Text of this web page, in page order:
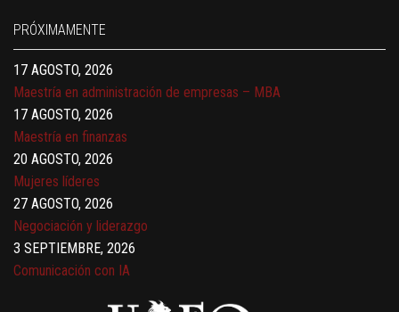
PRÓXIMAMENTE
17 AGOSTO, 2026
Gerencia de empresas familiares
17 AGOSTO, 2026
Maestría en administración de empresas – MBA
17 AGOSTO, 2026
Maestría en finanzas
20 AGOSTO, 2026
Mujeres líderes
27 AGOSTO, 2026
Negociación y liderazgo
3 SEPTIEMBRE, 2026
Comunicación con IA